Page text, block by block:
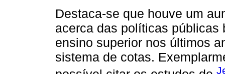
Destaca-se que houve um
acerca das políticas públicas
ensino superior nos últimos
sistema de cotas.